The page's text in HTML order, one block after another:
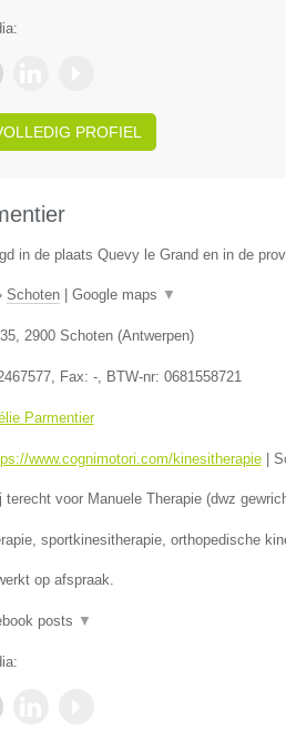
PROFIEL
in de plaats Quevy le Grand en in de
Schoten| Google maps ▼
, 2900 Schoten(Antwerpen)
, Fax: -, BTW-nr: 0681558721
Parmentier
www.cognimotori.com/kinesitherapie|
terecht voor Manuele Therapie (dwz
sportkinesitherapie, orthopedische
op afspraak.
posts ▼